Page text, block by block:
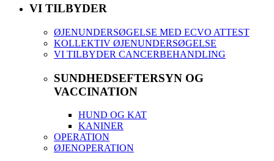
VI TILBYDER
ØJENUNDERSØGELSE MED ECVO ATTEST
KOLLEKTIV ØJENUNDERSØGELSE
VI TILBYDER CANCERBEHANDLING
SUNDHEDSEFTERSYN OG
VACCINATION
HUND OG KAT
KANINER
OPERATION
ØJENOPERATION